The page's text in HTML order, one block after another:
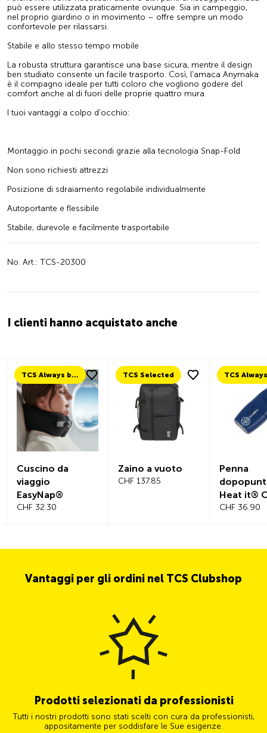
può essere utilizzata praticamente ovunque. Sia in campeggio,
nel proprio giardino o in movimento – offre sempre un modo
confortevole per rilassarsi.
Stabile e allo stesso tempo mobile
La robusta struttura garantisce una base sicura, mentre il design
ben studiato consente un facile trasporto. Così, l'amaca Anymaka
è il compagno ideale per tutti coloro che vogliono godere del
comfort anche al di fuori delle proprie quattro mura.
I tuoi vantaggi a colpo d'occhio:
Montaggio in pochi secondi grazie alla tecnologia Snap-Fold
Non sono richiesti attrezzi
Posizione di sdraiamento regolabile individualmente
Autoportante e flessibile
Stabile, durevole e facilmente trasportabile
No. Art.: TCS-20300
I clienti hanno acquistato anche
TCS Always by my side
Cuscino da
viaggio
EasyNap®
CHF 32.30
TCS Selected
Zaino a vuoto
CHF 137.85
Penna
Heat it®
USB-C
CHF 36.90
Vantaggi per gli ordini nel TCS Clubshop
Prodotti selezionati da professionisti
Tutti i nostri prodotti sono stati scelti con cura da professionisti,
appositamente per soddisfare le Sue esigenze.